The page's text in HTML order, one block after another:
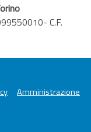
C.F.
Amministrazione